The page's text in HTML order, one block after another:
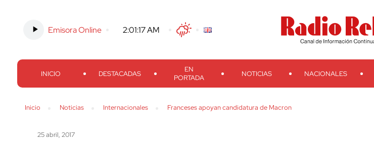
Emisora Online 2:01:18 AM TwitterFacebook
Threads
Instagram TelegramTeveo Ivoox RSS Search
INICIO DESTACADAS
EN
PORTADA
NOTICIAS NACIONALES
Inicio Noticias Internacionales Franceses apoyan candidatura de Macron
25 abril, 2017